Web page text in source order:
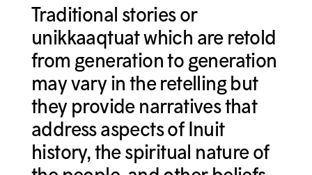
Traditional stories or
unikkaaqtuat which are retold
from generation to generation
may vary in the retelling but
they provide narratives that
address aspects of Inuit
history, the spiritual nature of